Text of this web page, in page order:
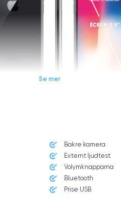
Système exploit.
iOS (iOS 16)
Poids
174 g
Se mer
Bakre kamera
Externt ljudtest
Volymknapparna
Bluetooth
Prise USB